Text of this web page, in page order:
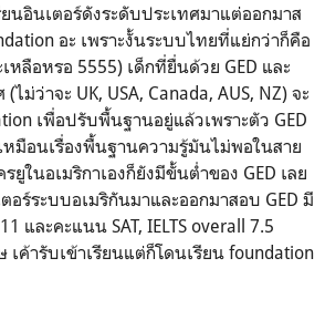
ยนอินเตอร์ดังระดับประเทศมาแต่ออกมาส
อะ เพราะงั้นระบบไทยที่แย่กว่าก็คือ
หลือหรอ 5555) เด็กที่ยื่นด้วย GED และ
ไม่ว่าจะ UK, USA, Canada, AUS, NZ) จะ
เพื่อปรับพื้นฐานอยู่แล้วเพราะตัว GED
หมือนเรื่องพื้นฐานความรู้มันไม่พอในสาย
ยูในอเมริกาเองก็ยังมีขั้นต่ำของ GED เลย
อร์ระบบอเมริกันมาและออกมาสอบ GED มี
และคะแนน SAT, IELTS overall 7.5
ค้ารับเข้าเรียนแต่ก็โดนเรียน foundation